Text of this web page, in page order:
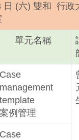
日 (六) 雙和 行政
單元名稱
Case
management
template
案例管理
Case